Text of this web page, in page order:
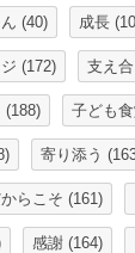
(40) 成長
(172) 支え合
(188) 子ども
寄り添う
らこそ (161)
感謝 (164)